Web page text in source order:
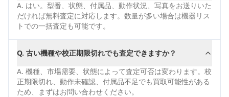
A. はい。型番、状態、付属品、動作状況、写真をお送りいた
だければ無料査定に対応します。数量が多い場合は機器リス
トでの一括査定も可能です。
Q. 古い機種や校正期限切れでも査定できますか？
A. 機種、市場需要、状態によって査定可否は変わります。校
正期限切れ、動作未確認、付属品不足でも買取可能性がある
ため、まずはお問い合わせください。